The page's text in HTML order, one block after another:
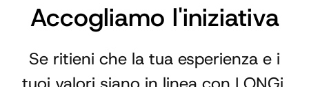
Accogliamo l'iniziativa
Se ritieni che la tua esperienza e i